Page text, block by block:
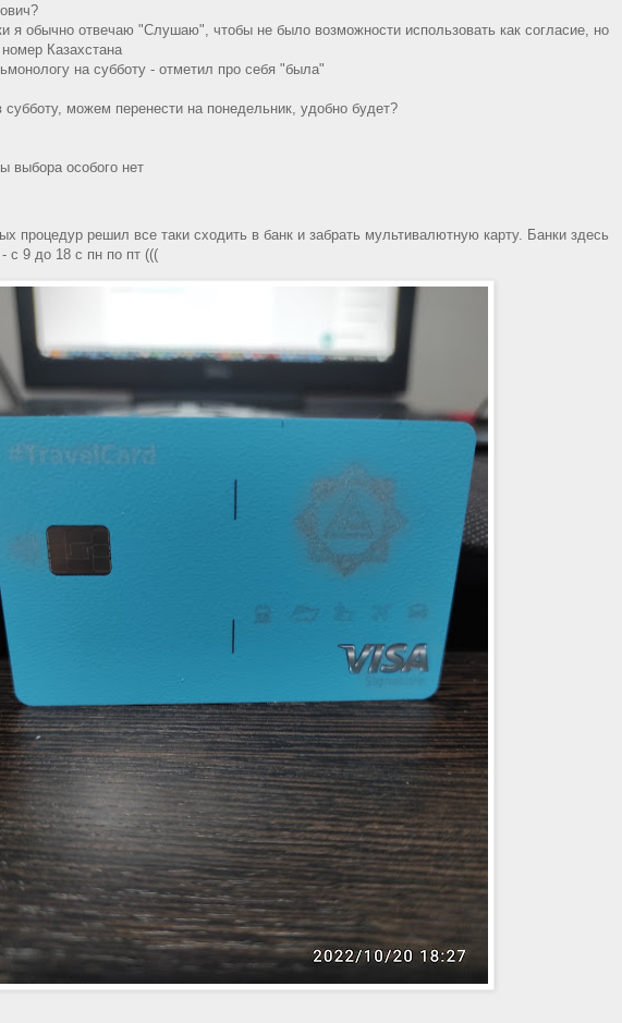
я обычно отвечаю "Слушаю", чтобы не было возможности использовать как согласие, но
Казахстана
на субботу - отметил про себя "была"
можем перенести на понедельник, удобно будет?
выбора особого нет
процедур решил все таки сходить в банк и забрать мультивалютную карту. Банки здесь
с 9 до 18 с пн по пт (((